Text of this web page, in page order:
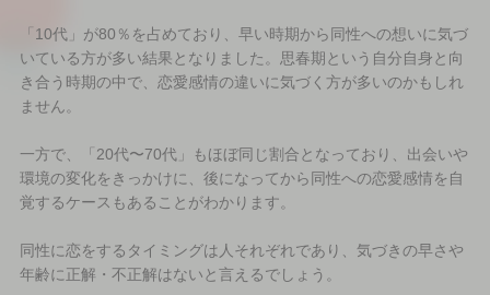
「10代」が80％を占めており、早い時期から同性への想いに気づ
いている方が多い結果となりました。思春期という自分自身と向
き合う時期の中で、恋愛感情の違いに気づく方が多いのかもしれ
ません。
一方で、「20代〜70代」もほぼ同じ割合となっており、出会いや
環境の変化をきっかけに、後になってから同性への恋愛感情を自
覚するケースもあることがわかります。
同性に恋をするタイミングは人それぞれであり、気づきの早さや
年齢に正解・不正解はないと言えるでしょう。